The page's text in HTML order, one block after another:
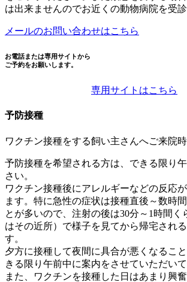
は出来ませんのでお近くの動物病院を受
メールのお問い合わせはこちら
お電話または専用サイトから
ご予約をお願いします。
専用サイトはこちら
予防接種
ワクチン接種をする飼い主さんへご来院
予防接種を希望される方は、できる限り
さい。
ワクチン接種後にアレルギーなどの反応
ます。特に急性の症状は接種直後～数時
とが多いので、注射の後は30分～1時間く
はその近所）で様子を見てから帰宅され
す。
夕方に接種して夜間に具合が悪くなるこ
きる限り午前中に案内をさせていただいて
また、ワクチンを接種した日はあまり興